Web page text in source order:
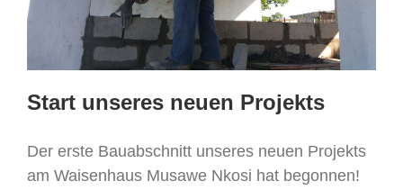
Start unseres neuen Projekts
Der erste Bauabschnitt unseres neuen Projekts
am Waisenhaus Musawe Nkosi hat begonnen!